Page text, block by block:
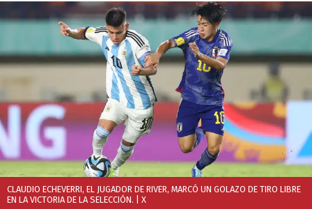
CLAUDIO ECHEVERRI, EL JUGADOR DE RIVER, MARCÓ UN GOLAZO DE TIRO LIBRE
EN LA VICTORIA DE LA SELECCIÓN. | X